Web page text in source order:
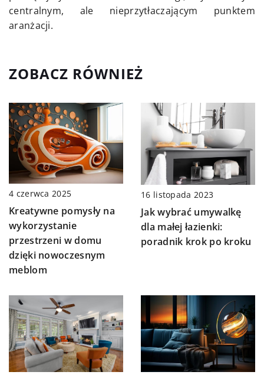
centralnym, ale nieprzytłaczającym punktem
aranżacji.
ZOBACZ RÓWNIEŻ
4 czerwca 2025
Kreatywne pomysły na
wykorzystanie
przestrzeni w domu
dzięki nowoczesnym
meblom
16 listopada 2023
Jak wybrać umywalkę
dla małej łazienki:
poradnik krok po kroku